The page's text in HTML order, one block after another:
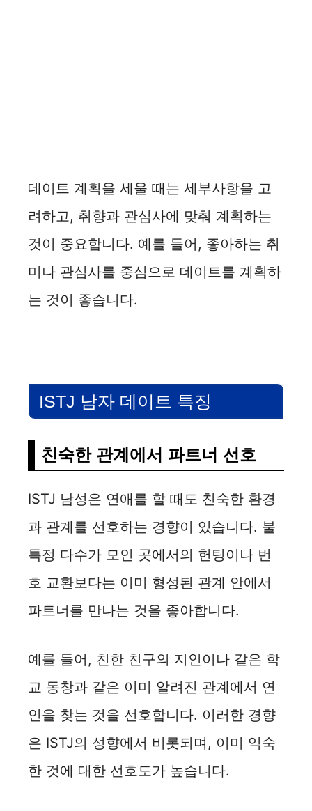
데이트 계획을 세울 때는 세부사항을 고
려하고, 취향과 관심사에 맞춰 계획하는
것이 중요합니다. 예를 들어, 좋아하는 취
미나 관심사를 중심으로 데이트를 계획하
는 것이 좋습니다.
ISTJ 남자 데이트 특징
​친숙한 관계에서 파트너 선호
ISTJ 남성은 연애를 할 때도 친숙한 환경
과 관계를 선호하는 경향이 있습니다. 불
특정 다수가 모인 곳에서의 헌팅이나 번
호 교환보다는 이미 형성된 관계 안에서
파트너를 만나는 것을 좋아합니다.
예를 들어, 친한 친구의 지인이나 같은 학
교 동창과 같은 이미 알려진 관계에서 연
인을 찾는 것을 선호합니다. 이러한 경향
은 ISTJ의 성향에서 비롯되며, 이미 익숙
한 것에 대한 선호도가 높습니다.